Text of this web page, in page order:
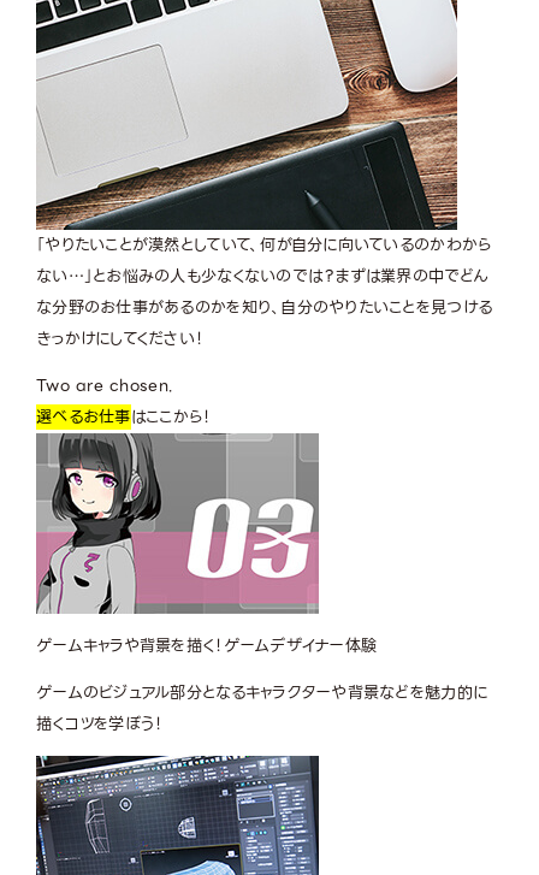
「やりたいことが漠然としていて、何が自分に向いているのかわから
ない…」とお悩みの人も少なくないのでは？まずは業界の中でどん
な分野のお仕事があるのかを知り、自分のやりたいことを見つける
きっかけにしてください！
Two are chosen.
選べるお仕事はここから！
ゲームキャラや背景を描く！ゲームデザイナー体験
ゲームのビジュアル部分となるキャラクターや背景などを魅力的に
描くコツを学ぼう！